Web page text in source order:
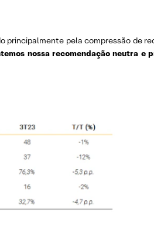
principalmente pela compressão de
nossa recomendação neutra e